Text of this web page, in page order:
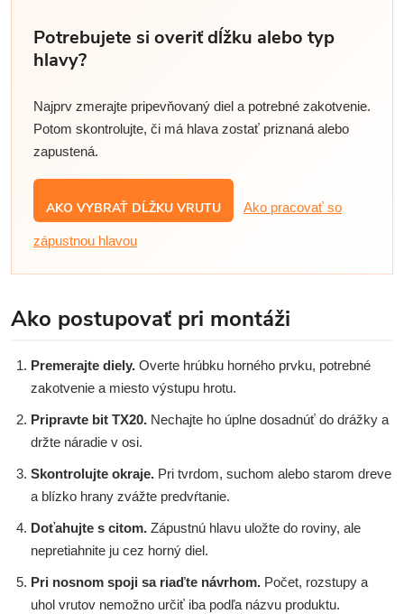
Potrebujete si overiť dĺžku alebo typ
hlavy?
Najprv zmerajte pripevňovaný diel a potrebné zakotvenie.
Potom skontrolujte, či má hlava zostať priznaná alebo
zapustená.
AKO VYBRAŤ DĹŽKU VRUTU Ako pracovať so
zápustnou hlavou
Ako postupovať pri montáži
Premerajte diely. Overte hrúbku horného prvku, potrebné
zakotvenie a miesto výstupu hrotu.
Pripravte bit TX20. Nechajte ho úplne dosadnúť do drážky a
držte náradie v osi.
Skontrolujte okraje. Pri tvrdom, suchom alebo starom dreve
a blízko hrany zvážte predvŕtanie.
Doťahujte s citom. Zápustnú hlavu uložte do roviny, ale
nepretiahnite ju cez horný diel.
Pri nosnom spoji sa riaďte návrhom. Počet, rozstupy a
uhol vrutov nemožno určiť iba podľa názvu produktu.